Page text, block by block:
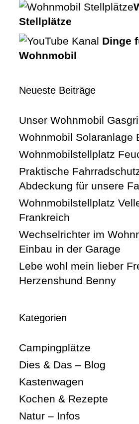
Stellplätze
Dinge
Wohnmobil
Neueste Beiträge
Unser Wohnmobil
Wohnmobil Solaranlage
Wohnmobilstellplatz
Praktische
Abdeckung für unsere
Wohnmobilstellplatz
Frankreich
Wechselrichter im
Einbau in der Garage
Lebe wohl mein lieber
Herzenshund Benny
Kategorien
Campingplätze
Dies & Das – Blog
Kastenwagen
Kochen & Rezepte
Natur – Infos